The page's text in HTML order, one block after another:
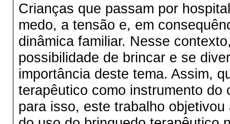
Crianças que passam por
medo, a tensão e, em
dinâmica familiar. Nesse
possibilidade de brincar e se
importância deste tema. Assim,
terapêutico como instrumento
para isso, este trabalho